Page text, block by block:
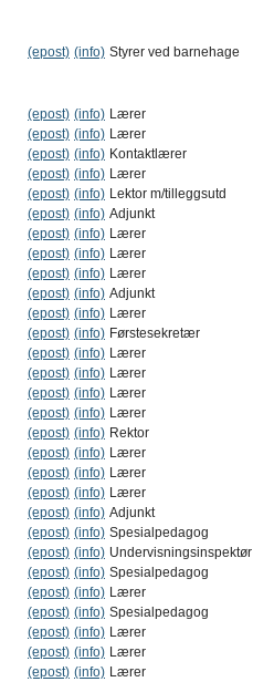
(epost) (info) Styrer ved barnehage
(epost) (info) Lærer
(epost) (info) Lærer
(epost) (info) Kontaktlærer
(epost) (info) Lærer
(epost) (info) Lektor m/tilleggsutd
(epost) (info) Adjunkt
(epost) (info) Lærer
(epost) (info) Lærer
(epost) (info) Lærer
(epost) (info) Adjunkt
(epost) (info) Lærer
(epost) (info) Førstesekretær
(epost) (info) Lærer
(epost) (info) Lærer
(epost) (info) Lærer
(epost) (info) Lærer
(epost) (info) Rektor
(epost) (info) Lærer
(epost) (info) Lærer
(epost) (info) Lærer
(epost) (info) Adjunkt
(epost) (info) Spesialpedagog
(epost) (info) Undervisningsinspektør
(epost) (info) Spesialpedagog
(epost) (info) Lærer
(epost) (info) Spesialpedagog
(epost) (info) Lærer
(epost) (info) Lærer
(epost) (info) Lærer